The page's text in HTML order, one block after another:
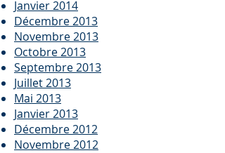
Janvier 2014
Décembre 2013
Novembre 2013
Octobre 2013
Septembre 2013
Juillet 2013
Mai 2013
Janvier 2013
Décembre 2012
Novembre 2012